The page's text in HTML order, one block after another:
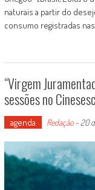
naturais a partir do
consumo registradas
“Virgem
sessões no Cinesesc
agenda Redação- 20